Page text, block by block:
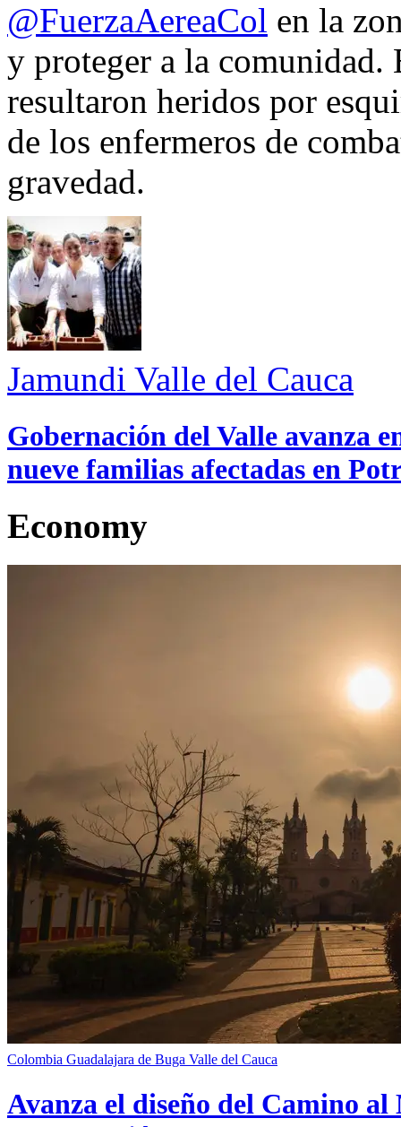
@FuerzaAereaCol en la
y proteger a la comunidad.
resultaron heridos por
de los enfermeros de
gravedad.
Jamundi Valle del Cauca
Gobernación del Valle avanza
nueve familias afectadas en
Economy
Colombia Guadalajara de Buga Valle del Cauca
Avanza el diseño del Camino